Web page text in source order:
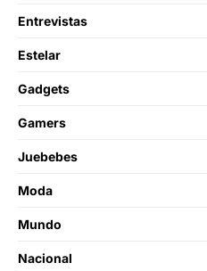
Entrevistas
Estelar
Gadgets
Gamers
Juebebes
Moda
Mundo
Nacional